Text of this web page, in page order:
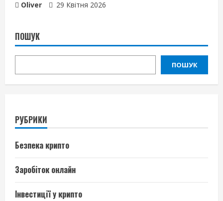
Oliver 29 Квітня 2026
ПОШУК
ПОШУК
РУБРИКИ
Безпека крипто
Заробіток онлайн
Інвестиції у крипто